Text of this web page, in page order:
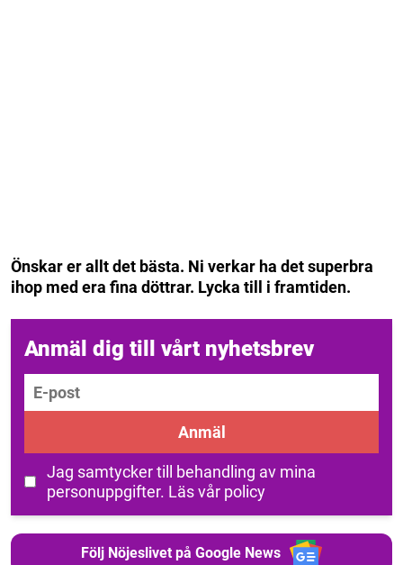
Önskar er allt det bästa. Ni verkar ha det superbra
ihop med era fina döttrar. Lycka till i framtiden.
Anmäl dig till vårt nyhetsbrev
E-post
Anmäl
Jag samtycker till behandling av mina
personuppgifter. Läs vår policy
Följ Nöjeslivet på Google News